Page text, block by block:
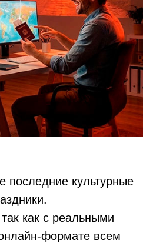
культурные
как с реальными
формате всем